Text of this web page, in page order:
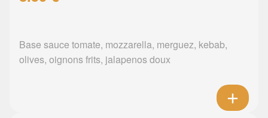
Base sauce tomate, mozzarella, merguez, kebab,
olives, oignons frits, jalapenos doux